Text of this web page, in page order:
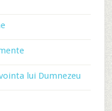
lui Dumnezeu